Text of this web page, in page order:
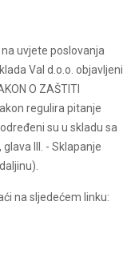
uvjete poslovanja
Val d.o.o. objavljeni
O ZAŠTITI
regulira pitanje
su u skladu sa
glava III. - Sklapanje
na sljedećem linku: